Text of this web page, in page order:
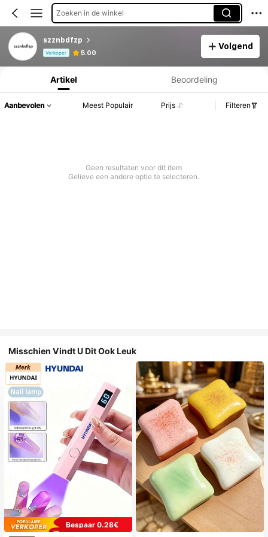
Zoeken in de winkel
szznbdfzp
Verkoper 5.00
Volgend
Productinformatie: Prijsopenbaring, Verkoop- en Voorraadgegevens.
Artikel Beoordeling
Aanbevolen Meest Populair Prijs Filteren
Geen resultaten voor dit item
Gelieve een andere optie te selecteren.
Misschien Vindt U Dit Ook Leuk
Bespaar 0.28€